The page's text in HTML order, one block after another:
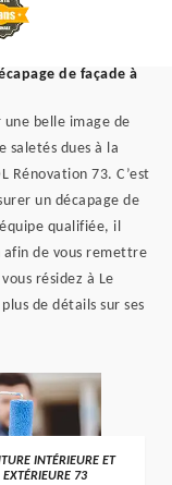
de façade à
belle image de
saletés dues à la
Rénovation 73. C’est
un décapage de
qualifiée, il
de vous remettre
résidez à Le
de détails sur ses
INTÉRIEURE ET
EXTÉRIEURE 73